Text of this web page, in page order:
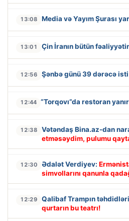
13:08 Media və Yayım Şurası
13:01 Çin İranın bütün
12:56 Şənbə günü 39 dərəcə
12:44 “Torqovı”da restoran yanır
12:38 Vətəndaş Bina.az-dan
etməsəydim, pulumu
12:30 Ədalət Verdiyev:
simvollarını qanunla
12:29
Qalibaf Trampın
qurtarın bu teatrı!